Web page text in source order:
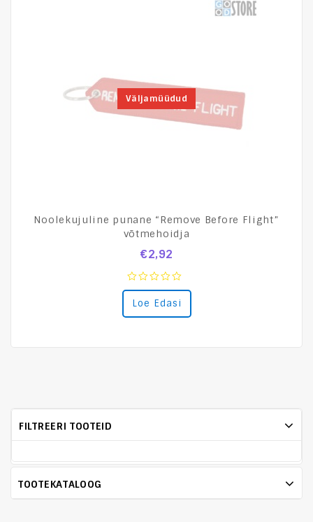
Väljamüüdud
Noolekujuline punane “Remove Before Flight”
võtmehoidja
€2,92
0
out
of
Loe Edasi
FILTREERI TOOTEID
TOOTEKATALOOG